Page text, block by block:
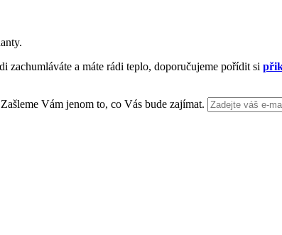
zachumláváte a máte rádi teplo, doporučujeme pořídit si
Vám jenom to, co Vás bude zajímat.